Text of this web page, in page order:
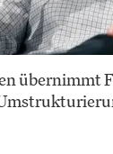
übernimmt